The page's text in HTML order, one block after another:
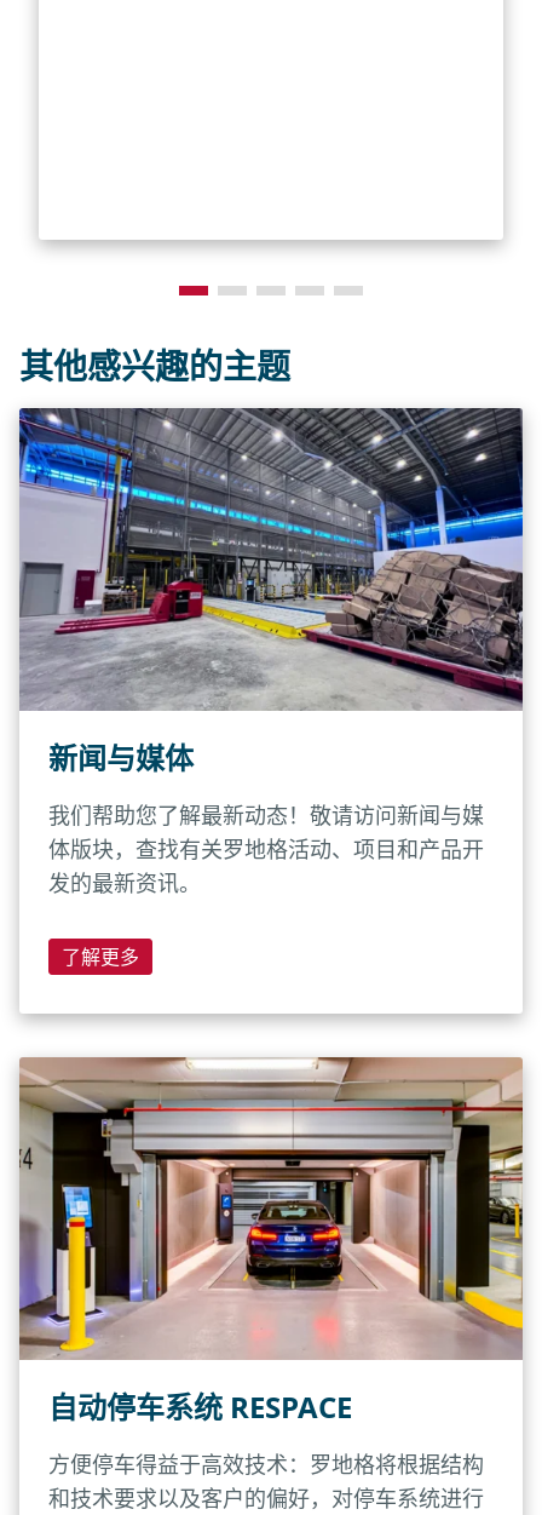
其他感兴趣的主题
新闻与媒体
我们帮助您了解最新动态！敬请访问新闻与媒
体版块，查找有关罗地格活动、项目和产品开
发的最新资讯。
了解更多
自动停车系统 RESPACE
方便停车得益于高效技术：罗地格将根据结构
和技术要求以及客户的偏好，对停车系统进行